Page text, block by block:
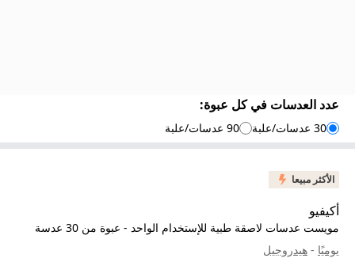
الأكثر مبيعا
أكيفيو
مويست عدسات لاصقة طبية للإستخدام الواحد - عبوة من 30 عدسة
يوميًا - هيدروجيل
عدد العدسات في كل عبوة:
30 عدسات/علبة 90 عدسات/علبة